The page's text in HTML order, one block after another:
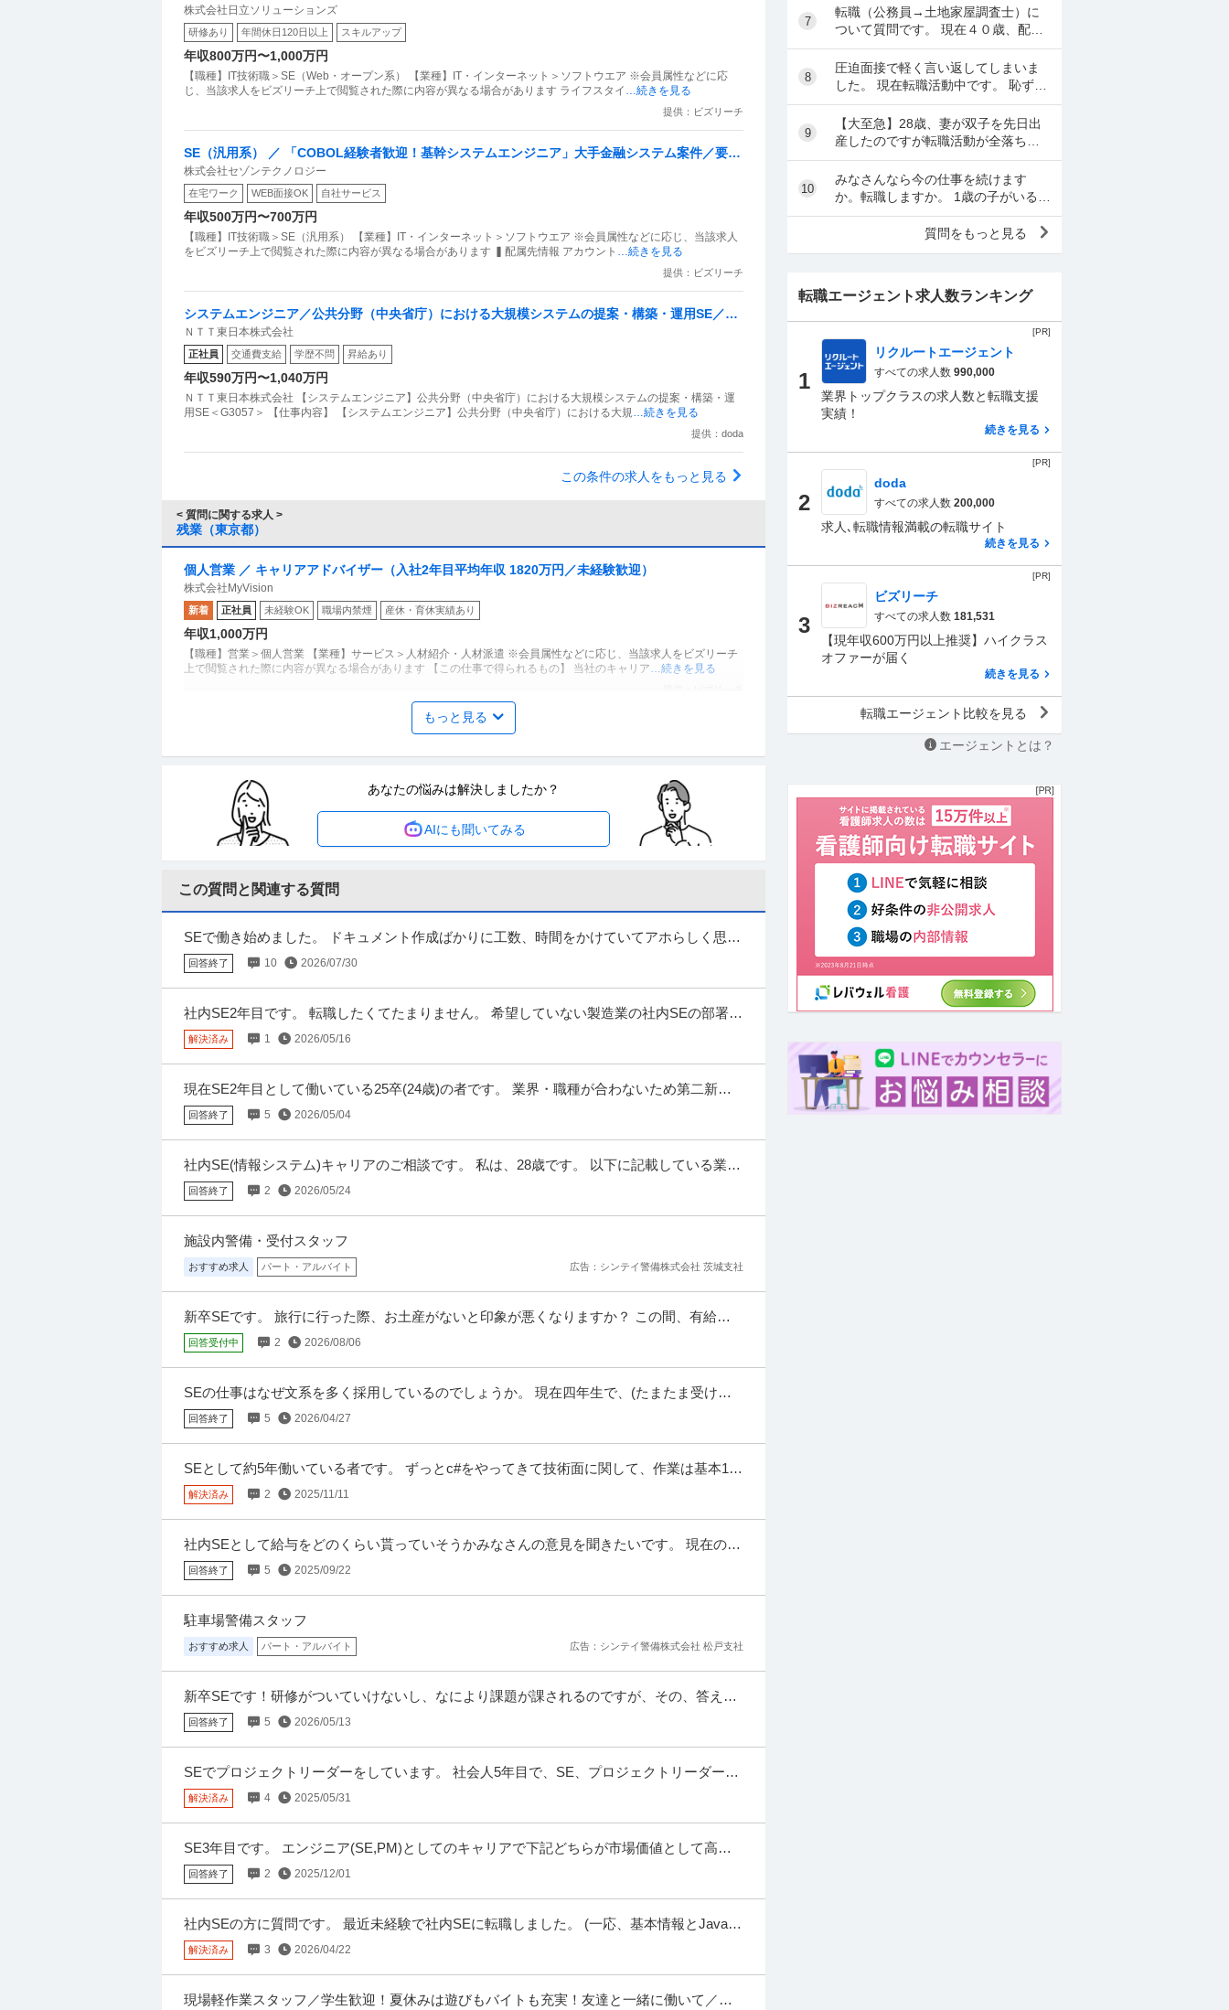
株式会社日立ソリューションズ
研修あり 年間休日120日以上 スキルアップ
年収800万円〜1,000万円
【職種】IT技術職＞SE（Web・オープン系） 【業種】IT・インターネット＞ソフトウエア ※会員属性などに応
じ、当該求人をビズリーチ上で閲覧された際に内容が異なる場合があります ライフスタイ …続きを見る
提供：ビズリーチ
SE（汎用系） ／ 「COBOL経験者歓迎！基幹システムエンジニア」大手金融システム案件／要件
定義からリリースまで対応
株式会社セゾンテクノロジー
在宅ワーク WEB面接OK 自社サービス
年収500万円〜700万円
【職種】IT技術職＞SE（汎用系） 【業種】IT・インターネット＞ソフトウエア ※会員属性などに応じ、当該求人
をビズリーチ上で閲覧された際に内容が異なる場合があります ▍配属先情報 アカウント …続きを見る
提供：ビズリーチ
システムエンジニア／公共分野（中央省庁）における大規模システムの提案・構築・運用SE／G3
057
ＮＴＴ東日本株式会社
正社員 交通費支給 学歴不問 昇給あり
年収590万円〜1,040万円
ＮＴＴ東日本株式会社 【システムエンジニア】公共分野（中央省庁）における大規模システムの提案・構築・運
用SE＜G3057＞ 【仕事内容】 【システムエンジニア】公共分野（中央省庁）における大規…続きを見る
提供：doda
この条件の求人をもっと見る
< 質問に関する求人 >
残業（東京都）
個人営業 ／ キャリアアドバイザー（入社2年目平均年収 1820万円／未経験歓迎）
株式会社MyVision
新着 正社員 未経験OK 職場内禁煙 産休・育休実績あり
年収1,000万円
【職種】営業＞個人営業 【業種】サービス＞人材紹介・人材派遣 ※会員属性などに応じ、当該求人をビズリーチ
上で閲覧された際に内容が異なる場合があります 【この仕事で得られるもの】 当社のキャリア…続きを見る
不動産・マンション・ビル管理 ／ 「首都圏／転勤無」設備管理／所長候補／年収640万～／定年
年収600万円〜800万円
【職種】不動産＞不動産・マンション・ビル管理 【業種】建設＞設備・電気 ※会員属性などに応じ、当該求人を
ビズリーチ上で閲覧された際に内容が異なる場合があります 当社は、国内有数の総合建設会社「…続きを見る
不動産・マンション・ビル管理 ／ 「大丸・松坂屋・PARCOの設備管理」でワンランク上の活
躍！充実の高待遇で理想のキャリアを築きませんか？
株式会社J.フロントプライムスペース
未経験OK U・IターンOK 職場内禁煙
年収400万円〜700万円
【職種】不動産＞不動産・マンション・ビル管理 【業種】建設＞建設・建築・土木 ※会員属性などに応じ、当該
求人をビズリーチ上で閲覧された際に内容が異なる場合があります 2026年3月よりパルコス…続きを見る
提供：ビズリーチ
経理（財務会計） ／ 「池袋」総務部スタッフ／総務財務経理／7時間勤務／残業少なめ／各種手
新着 在宅ワーク 資格取得支援制度 退職金制度あり
年収400万円〜600万円
【職種】管理＞経理（財務会計） 【業種】士業＞監査・税理士法人 ※会員属性などに応じ、当該求人をビズリー
提供：ビズリーチ
採用 ／ 「人事（採用・企画）」採用から「制度設計・研修」に幅を広げる実働7.5h／残業月15h
／売上500億超の安定基盤年収400万〜700万
ハンファジャパン株式会社
年収500万円〜700万円
内容が異なる場合があります ・売上500億超のグローバル企業にて、DRを用いた中途採用を…続きを見る
により在宅可／サーバーサイドエンジニア
株式会社プラウドアドバンス
新着 昇給あり 在宅ワーク 職場内禁煙
【職種】IT技術職＞インフラエンジニア 【業種】IT・インターネット＞ソフトウエア ※会員属性などに応じ、当該
求人をビズリーチ上で閲覧された際に内容が異なる場合があります 【会社概要】 当社は…続きを見る
建築施工管理 ／ 「現場技術者」未経験者歓迎！賞与5ヶ月分残業20時間未満社宅制度あり〜利益
早川鉄鋼販売株式会社
正社員 未経験OK 寮完備 賞与・ボーナスあり
年収400万円〜900万円
【職種】施工管理＞建築施工管理 【業種】建設＞建設・建築・土木 ※会員属性などに応じ、当該求人をビズリー
チ上で閲覧された際に内容が異なる場合があります ■仕事内容 〇鉄筋の組立てや鉄線の固定作
提供：ビズリーチ
関東／シニア活躍／発注者支援業務／年休120日以上／発注者側／官公庁で内勤／残業20h程度
株式会社サンテックインターナショナル
株式会社サンテックインターナショナル 【関東／シニア活躍】発注者支援業務※年休120日以上／発注者側／官公
庁で内勤／残業20h程度 【仕事内容】 【関東／シニア活躍】発注者支援業務※年休120
インフラエンジニア ／ 「クラウドインフラエンジニア（AWS／Azure／GCP） リーダー候補」
ベストベンチャー100選出／健康経営優良法人／案件選択制度／平均残業9h
株式会社アルトワイズ
新着 正社員 昇給あり 社員旅行あり 年間休日120日以上
【職種】IT技術職＞インフラエンジニア 【業種】IT・インターネット＞その他 ※会員属性などに応じ、当該求人を
ビズリーチ上で閲覧された際に内容が異なる場合があります ■職務内容 クラウドインフ
この条件の求人をもっと見る
もっと見る
あなたの悩みは解決しましたか？
AIにも聞いてみる
この質問と関連する質問
SEで働き始めました。 ドキュメント作成ばかりに工数、時間をかけていてアホらしく思え
てきました。フォーマットへの異常なこだわり。レビューの時間取るなど 本...
回答終了 10 2026/07/30
社内SE2年目です。 転職したくてたまりません。 希望していない製造業の社内SEの部署に
配属されました。（国立文系卒ENFJ） 基本的に事務所での仕事が多...
解決済み 1 2026/05/16
現在SE2年目として働いている25卒(24歳)の者です。 業界・職種が合わないため第二新卒
期間中の転職活動を考えています。合わないと考える理由は以下です。 ①業
回答終了 5 2026/05/04
社内SE(情報システム)キャリアのご相談です。 私は、28歳です。 以下に記載している業務
内容で社内SEポジションとして事業会社から内定をいただけました(実務未経験です)
回答終了 2 2026/05/24
施設内警備・受付スタッフ
おすすめ求人 パート・アルバイト 広告：シンテイ警備株式会社 茨城支社
新卒SEです。 旅行に行った際、お土産がないと印象が悪くなりますか？ この間、有給を
使って旅行に行きましたがお土産を職場の人に買っていません。 一応、職...
回答受付中 2 2026/08/06
SEの仕事はなぜ文系を多く採用しているのでしょうか。 現在四年生で、(たまたま受けた)
ユーザー系のit企業から内定を貰いました。新卒の社員さん7割が文系だ...
回答終了 5 2026/04/27
SEとして約5年働いている者です。 ずっとc#をやってきて技術面に関して、作業は基本1人
称で対応できます 現在東京で勤務しており福岡に住みたく、転職活動しております。
解決済み 2 2025/11/11
社内SEとして給与をどのくらい貰っていそうかみなさんの意見を聞きたいです。 現在の会
社は休暇が取りやすく残業も少ないのですが、給与を現在より上を狙えるので...
回答終了 5 2025/09/22
駐車場警備スタッフ
おすすめ求人 パート・アルバイト 広告：シンテイ警備株式会社 松戸支社
新卒SEです！研修がついていけないし、なにより課題が課されるのですが、その、答えに
たどり着くまであーでもないこーでもないと試行錯誤するのが嫌で、この先やって行ける
気がしません！
回答終了 5 2026/05/13
SEでプロジェクトリーダーをしています。 社会人5年目で、SE、プロジェクトリーダーし
ています。たまにプロジェクトマネージャーがいない案件だと、リーダー兼マネージャー
もしたことあります。
解決済み 4 2025/05/31
SE3年目です。 エンジニア(SE,PM)としてのキャリアで下記どちらが市場価値として高い
のでしょうか。 ・1つの業界(物流)に絞り、物流業界のスペシャリスト
回答終了 2 2025/12/01
社内SEの方に質問です。 最近未経験で社内SEに転職しました。 (一応、基本情報とJava G
oldは持っています) あまり体系的な教育をしてもらえる会...
解決済み 3 2026/04/22
現場軽作業スタッフ／学生歓迎！夏休みは遊びもバイトも充実！友達と一緒に働いて／日
働くか迷いましたが、転職するなら
早いほうが良いだろ...
7
転職（公務員→土地家屋調査士）に
ついて質問です。 現在４０歳、配偶
者、長男（８歳）、長女（２）の４
人暮らしです。 地方公務員として勤
めているなか、昨年度...
8
圧迫面接で軽く言い返してしまいま
した。 現在転職活動中です。 恥ずか
しながら、先述の通り面接で言い返
してしまい、今後どのように対応す
べきかご教示いただきた...
9
【大至急】28歳、妻が双子を先日出
産したのですが転職活動が全落ちし
ています。現在のブラック企業から
抜け出すアドバイスをください。 28
歳男性です。現在、転...
10
みなさんなら今の仕事を続けます
か。転職しますか。 1歳の子がいる2
8歳ワーママです。 リアルな意見を聞
きたいので現在もしくは過去ワーマ
質問をもっと見る
転職エージェント求人数ランキング
[PR]
1
リクルートエージェント
すべての求人数 990,000
業界トップクラスの求人数と転職支援
実績！
続きを見る
[PR]
2
doda
すべての求人数 200,000
求人､転職情報満載の転職サイト
続きを見る
[PR]
3
ビズリーチ
すべての求人数 181,531
【現年収600万円以上推奨】ハイクラス
オファーが届く
続きを見る
転職エージェント比較を見る
エージェントとは？